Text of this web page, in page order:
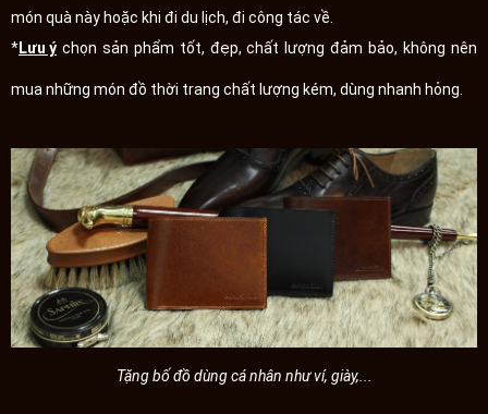
món quà này hoặc khi đi du lịch, đi công tác về.
*Lưu ý chọn sản phẩm tốt, đẹp, chất lượng đảm bảo, không nên
mua những món đồ thời trang chất lượng kém, dùng nhanh hỏng.
Tặng bố đồ dùng cá nhân như ví, giày,...